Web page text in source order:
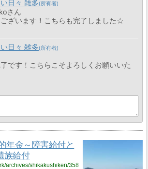
日々 雑多
さん
ざいます！こちらも完了しました☆
日々 雑多
です！こちらこそよろしくお願いいた
金～障害給付と
給付
archives/shikakushiken/358